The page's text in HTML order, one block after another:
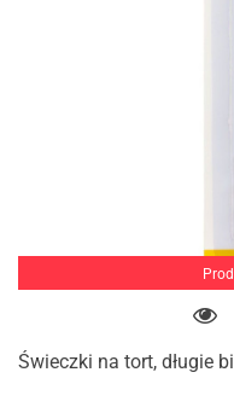
Świeczki na tort, długie